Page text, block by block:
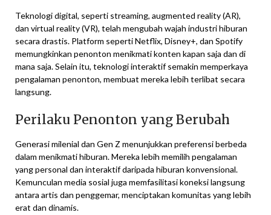
Teknologi digital, seperti streaming, augmented reality (AR),
dan virtual reality (VR), telah mengubah wajah industri hiburan
secara drastis. Platform seperti Netflix, Disney+, dan Spotify
memungkinkan penonton menikmati konten kapan saja dan di
mana saja. Selain itu, teknologi interaktif semakin memperkaya
pengalaman penonton, membuat mereka lebih terlibat secara
langsung.
Perilaku Penonton yang Berubah
Generasi milenial dan Gen Z menunjukkan preferensi berbeda
dalam menikmati hiburan. Mereka lebih memilih pengalaman
yang personal dan interaktif daripada hiburan konvensional.
Kemunculan media sosial juga memfasilitasi koneksi langsung
antara artis dan penggemar, menciptakan komunitas yang lebih
erat dan dinamis.